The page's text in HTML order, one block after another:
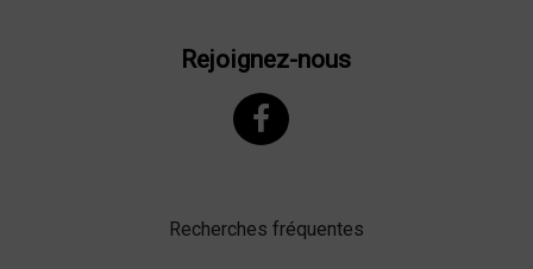
Rejoignez-nous
Recherches fréquentes